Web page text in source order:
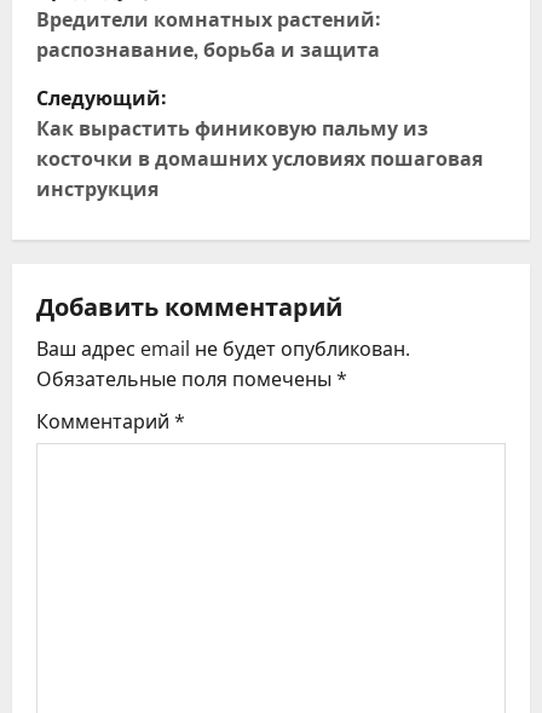
а
в
и
г
а
ц
и
я
п
Вредители комнатных растений:
распознавание, борьба и защита
Следующий:
Как вырастить финиковую пальму из
косточки в домашних условиях пошаговая
инструкция
Добавить комментарий
Ваш адрес email не будет опубликован.
Обязательные поля помечены *
Комментарий *